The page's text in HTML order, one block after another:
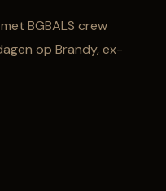
BGBALS crew
op Brandy, ex-